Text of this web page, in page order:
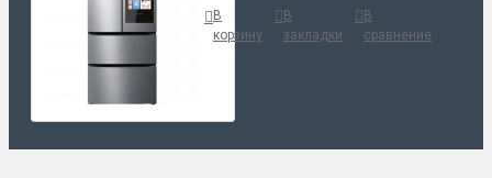
В
корзину
В
закладки
В
сравнение